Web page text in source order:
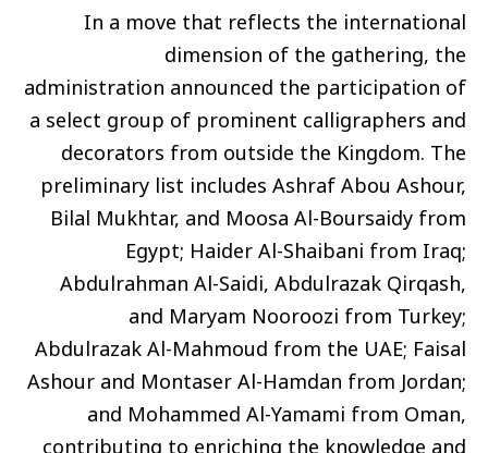
In a move that reflects the international
dimension of the gathering, the
administration announced the participation of
a select group of prominent calligraphers and
decorators from outside the Kingdom. The
preliminary list includes Ashraf Abou Ashour,
Bilal Mukhtar, and Moosa Al-Boursaidy from
Egypt; Haider Al-Shaibani from Iraq;
Abdulrahman Al-Saidi, Abdulrazak Qirqash,
and Maryam Nooroozi from Turkey;
Abdulrazak Al-Mahmoud from the UAE; Faisal
Ashour and Montaser Al-Hamdan from Jordan;
and Mohammed Al-Yamami from Oman,